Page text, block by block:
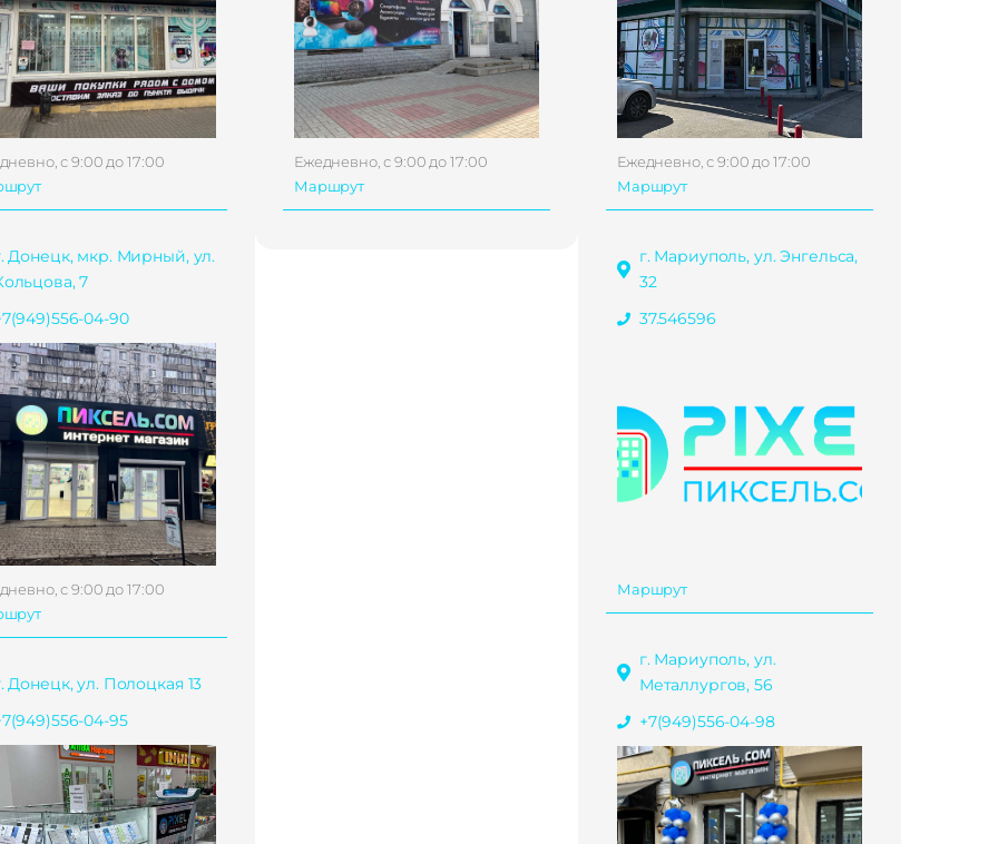
с 9:00 до 17:00
Донецк, мкр. Мирный, ул.
7
04-90
с 9:00 до 17:00
Донецк, ул. Полоцкая 13
04-95
Ежедневно, с 9:00 до 17:00
Маршрут
Ежедневно, с 9:00 до 17:00
Маршрут
г. Мариуполь, ул. Энгельса,
32
37.546596
Маршрут
г. Мариуполь, ул.
Металлургов, 56
+7(949)556-04-98